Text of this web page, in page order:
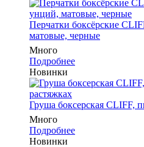
Перчатки боксёрские
матовые, черные
Много
Подробнее
Новинки
Груша боксерская CLIFF,
Много
Подробнее
Новинки